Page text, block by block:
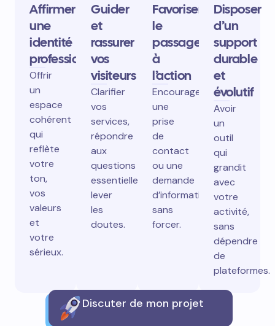
Affirmer
une
identité
professionnelle
Offrir
un
espace
cohérent
qui
reflète
votre
ton,
vos
valeurs
et
votre
sérieux.
Guider
et
rassurer
vos
visiteurs
Clarifier
vos
services,
répondre
aux
questions
essentielles,
lever
les
doutes.
Favoriser
le
passage
à
l’action
Encourager
une
prise
de
contact
ou une
demande
d’information
sans
forcer.
Disposer
d’un
support
durable
et
évolutif
Avoir
un
outil
qui
grandit
avec
votre
activité,
sans
dépendre
de
plateformes.
Discuter de mon projet